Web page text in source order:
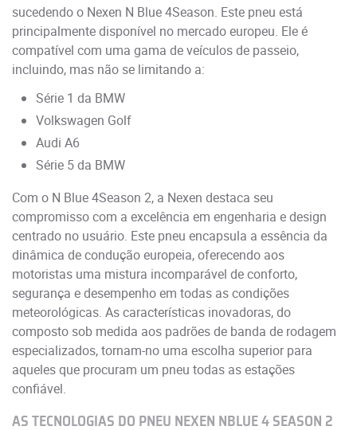
sucedendo o Nexen N Blue 4Season. Este pneu está
principalmente disponível no mercado europeu. Ele é
compatível com uma gama de veículos de passeio,
incluindo, mas não se limitando a:
Série 1 da BMW
Volkswagen Golf
Audi A6
Série 5 da BMW
Com o N Blue 4Season 2, a Nexen destaca seu
compromisso com a excelência em engenharia e design
centrado no usuário. Este pneu encapsula a essência da
dinâmica de condução europeia, oferecendo aos
motoristas uma mistura incomparável de conforto,
segurança e desempenho em todas as condições
meteorológicas. As características inovadoras, do
composto sob medida aos padrões de banda de rodagem
especializados, tornam-no uma escolha superior para
aqueles que procuram um pneu todas as estações
confiável.
AS TECNOLOGIAS DO PNEU NEXEN NBLUE 4 SEASON 2